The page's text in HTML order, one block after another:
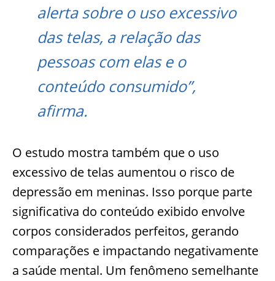
alerta sobre o uso excessivo
das telas, a relação das
pessoas com elas e o
conteúdo consumido”,
afirma.
O estudo mostra também que o uso
excessivo de telas aumentou o risco de
depressão em meninas. Isso porque parte
significativa do conteúdo exibido envolve
corpos considerados perfeitos, gerando
comparações e impactando negativamente
a saúde mental. Um fenômeno semelhante